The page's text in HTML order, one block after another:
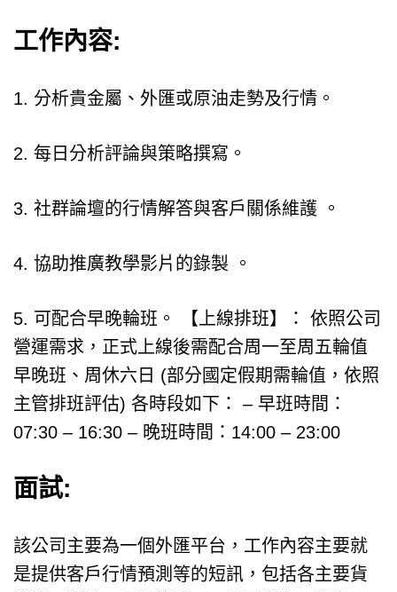
工作內容:
1. 分析貴金屬、外匯或原油走勢及行情。
2. 每日分析評論與策略撰寫。
3. 社群論壇的行情解答與客戶關係維護 。
4. 協助推廣教學影片的錄製 。
5. 可配合早晚輪班。 【上線排班】： 依照公司
營運需求，正式上線後需配合周一至周五輪值
早晚班、周休六日 (部分國定假期需輪值，依照
主管排班評估) 各時段如下： – 早班時間：
07:30 – 16:30 – 晚班時間：14:00 – 23:00
面試:
該公司主要為一個外匯平台，工作內容主要就
是提供客戶行情預測等的短訊，包括各主要貨